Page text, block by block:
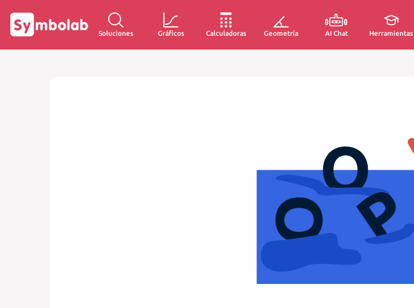
Soluciones Gráficos Calculadoras Geometría AI Chat Herramientas